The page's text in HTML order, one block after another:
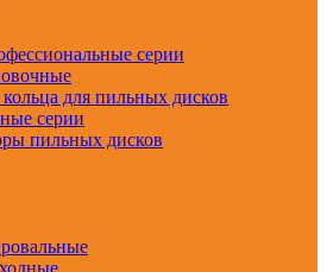
серии
для пильных дисков
серии
пильных дисков